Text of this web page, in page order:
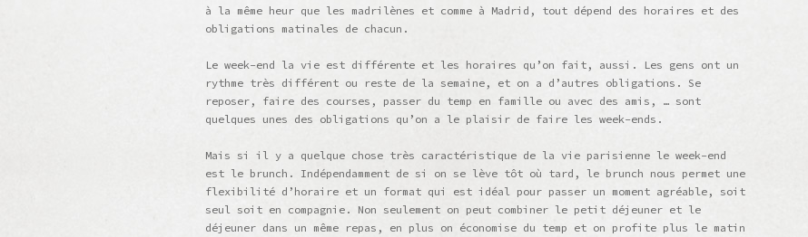
à la même heur que les madrilènes et comme à Madrid, tout dépend des horaires et des
obligations matinales de chacun.
Le week-end la vie est différente et les horaires qu’on fait, aussi. Les gens ont un
rythme très différent ou reste de la semaine, et on a d’autres obligations. Se
reposer, faire des courses, passer du temp en famille ou avec des amis, … sont
quelques unes des obligations qu’on a le plaisir de faire les week-ends.
Mais si il y a quelque chose très caractéristique de la vie parisienne le week-end
est le brunch. Indépendamment de si on se lève tôt où tard, le brunch nous permet une
flexibilité d’horaire et un format qui est idéal pour passer un moment agréable, soit
seul soit en compagnie. Non seulement on peut combiner le petit déjeuner et le
déjeuner dans un même repas, en plus on économise du temp et on profite plus le matin